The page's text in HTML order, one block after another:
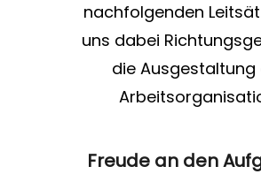
nachfolgenden
uns dabei
die Ausgestaltung
Freude an den